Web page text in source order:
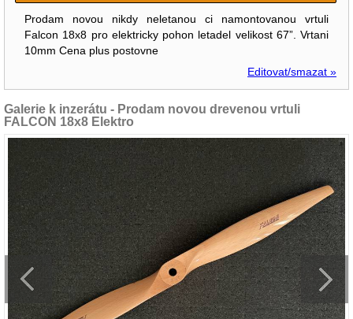
Prodam novou nikdy neletanou ci namontovanou vrtuli
Falcon 18x8 pro elektricky pohon letadel velikost 67”. Vrtani
10mm Cena plus postovne
Editovat/smazat »
Galerie k inzerátu - Prodam novou drevenou vrtuli
FALCON 18x8 Elektro